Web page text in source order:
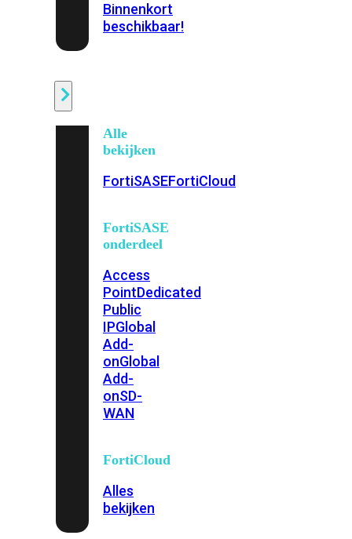
Binnenkort
beschikbaar!
Alle
bekijken
FortiSASEFortiCloud
FortiSASE
onderdeel
Access
PointDedicated
Public
IPGlobal
Add-
onGlobal
Add-
onSD-
WAN
FortiCloud
Alles
bekijken